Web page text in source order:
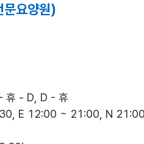
문요양원)
휴 - D, D - 휴